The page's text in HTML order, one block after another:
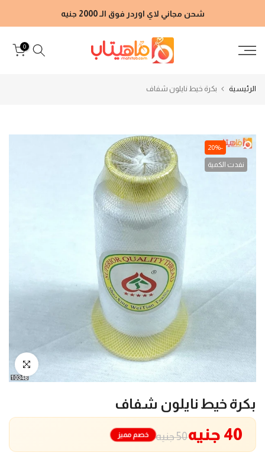
إلى
شحن مجاني لاي اوردر فوق الـ 2000 جنيه
0
الرئيسية بكرة خيط نايلون شفاف
-20%
نفدت الكمية
انقر للتكبير
بكرة خيط نايلون شفاف
50 جنيه 40 جنيه خصم مميز